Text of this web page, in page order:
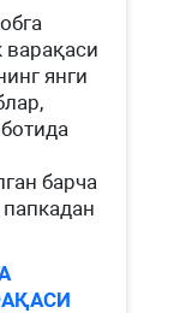
варақаси
янги
барча